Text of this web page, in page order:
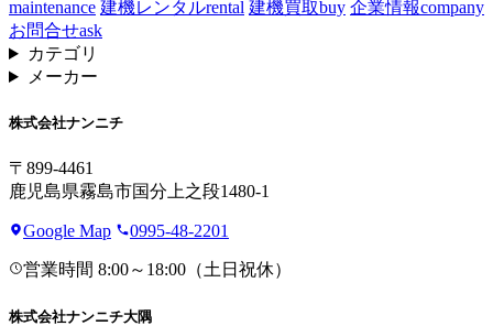
maintenance 建機レンタルrental 建機買取buy 企業情報company
お問合せask
カテゴリ
メーカー
株式会社ナンニチ
〒899-4461
鹿児島県霧島市国分上之段1480-1
Google Map 0995-48-2201
営業時間 8:00～18:00（土日祝休）
株式会社ナンニチ大隅